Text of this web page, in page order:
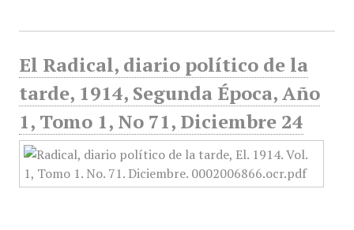
El Radical, diario político de la
tarde, 1914, Segunda Época, Año
1, Tomo 1, No 71, Diciembre 24